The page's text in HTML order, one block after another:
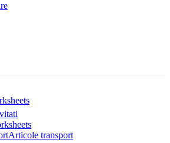
Articole transport